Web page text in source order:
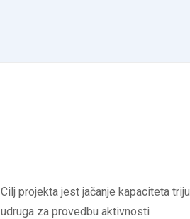
Cilj projekta jest jačanje kapaciteta triju
udruga za provedbu aktivnosti